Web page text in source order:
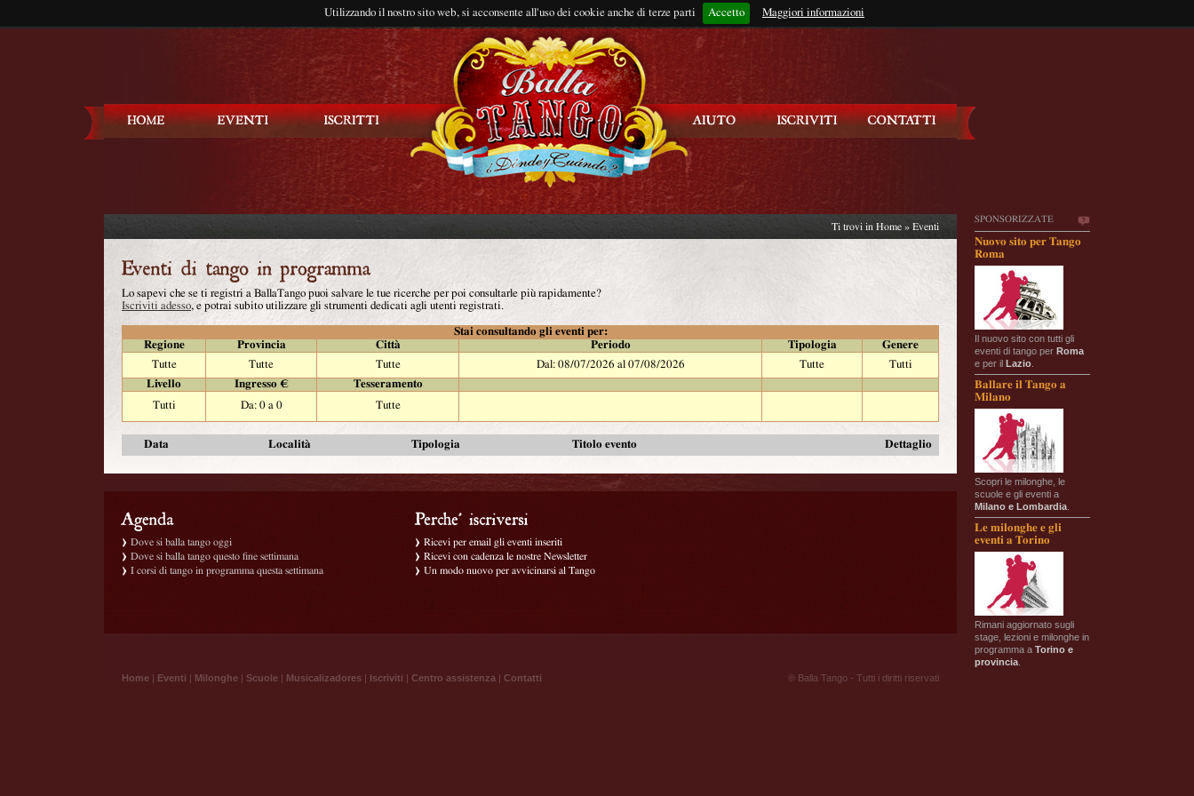
Utilizzando il nostro sito web, si acconsente all'uso dei cookie anche di terze parti Accetto Maggiori informazioni
Rimani connesso?
SPONSORIZZATE
Nuovo sito per Tango
Roma
Il nuovo sito con tutti gli
eventi di tango per Roma
e per il Lazio
Ballare il Tango a
Milano
Scopri le milonghe, le
scuole e gli eventi a
Milano e Lombardia
Le milonghe e gli
eventi a Torino
Rimani aggiornato sugli
stage, lezioni e milonghe in
programma a Torino e
provincia
Ti trovi in Home » Eventi
Lo sapevi che se ti registri a BallaTango puoi salvare le tue ricerche per poi consultarle più rapidamente?
Iscriviti adesso, e potrai subito utilizzare gli strumenti dedicati agli utenti registrati.
Stai consultando gli eventi per:
Regione
Provincia Città Periodo Tipologia
Genere
Tutte
Tutte Tutte Dal: 08/07/2026 al 07/08/2026 Tutte
Tutti
Livello
Ingresso €
Tesseramento
Tutti
Da: 0 a 0 Tutte
Data Località Tipologia Titolo evento Dettaglio
Dove si balla tango oggi
Dove si balla tango questo fine settimana
I corsi di tango in programma questa settimana
Ricevi per email gli eventi inseriti
Ricevi con cadenza le nostre Newsletter
Un modo nuovo per avvicinarsi al Tango
Home | Eventi | Milonghe | Scuole | Musicalizadores | Iscriviti | Centro assistenza | Contatti ® Balla Tango - Tutti i diritti riservati